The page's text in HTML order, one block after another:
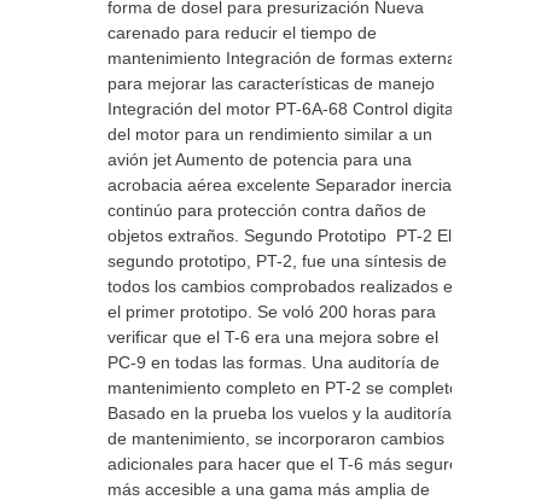
forma de dosel para presurización Nueva
carenado para reducir el tiempo de
mantenimiento Integración de formas externas
para mejorar las características de manejo
Integración del motor PT-6A-68 Control digital
del motor para un rendimiento similar a un
avión jet Aumento de potencia para una
acrobacia aérea excelente Separador inercial
continúo para protección contra daños de
objetos extraños. Segundo Prototipo PT-2 El
segundo prototipo, PT-2, fue una síntesis de
todos los cambios comprobados realizados en
el primer prototipo. Se voló 200 horas para
verificar que el T-6 era una mejora sobre el
PC-9 en todas las formas. Una auditoría de
mantenimiento completo en PT-2 se completó.
Basado en la prueba los vuelos y la auditoría
de mantenimiento, se incorporaron cambios
adicionales para hacer que el T-6 más seguro,
más accesible a una gama más amplia de